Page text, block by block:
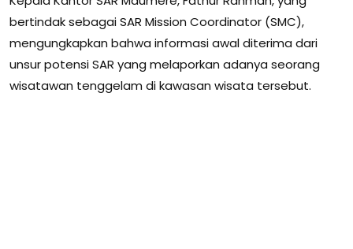
bertindak sebagai SAR Mission Coordinator (SMC),
mengungkapkan bahwa informasi awal diterima dari
unsur potensi SAR yang melaporkan adanya seorang
wisatawan tenggelam di kawasan wisata tersebut.